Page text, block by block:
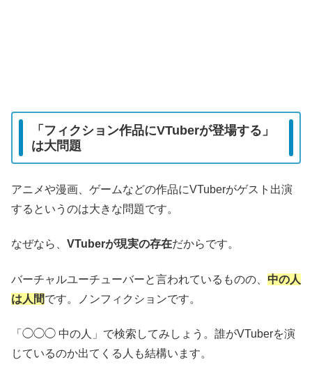
「フィクション作品にVTuberが登場する」
は大問題
アニメや漫画、ゲームなどの作品にVTuberがゲスト出演
するというのは大きな問題です。
なぜなら、 VTuberが現実の存在だからです。
バーチャルユーチューバーと言われているものの、 中の人
は人間です。ノンフィクションです。
「◯◯◯ 中の人」で検索してみしょう。誰がVTuberを演
じているのか出てくる人も結構います。